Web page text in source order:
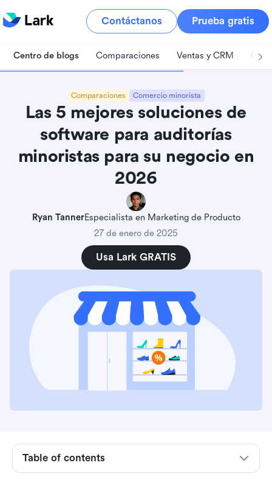
Contáctanos Prueba gratis
Centro de blogs Comparaciones Ventas y CRM
Comparaciones Comercio minorista
Las 5 mejores soluciones de
software para auditorías
minoristas para su negocio en
2026
Ryan TannerEspecialista en Marketing de Producto
27 de enero de 2025
Usa Lark GRATIS
Table of contents